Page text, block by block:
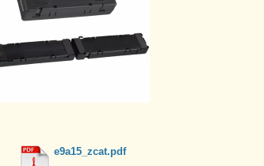
e9a15_zcat.pdf